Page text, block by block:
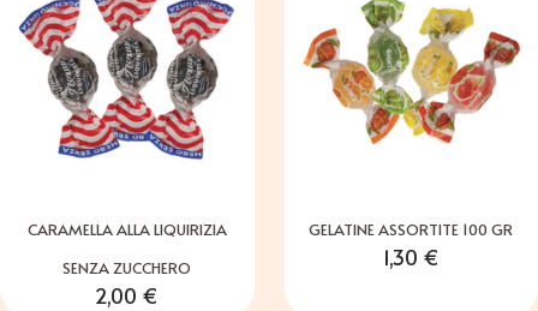
CARAMELLA ALLA LIQUIRIZIA
SENZA ZUCCHERO
2,00 €
GELATINE ASSORTITE 100 GR
1,30 €